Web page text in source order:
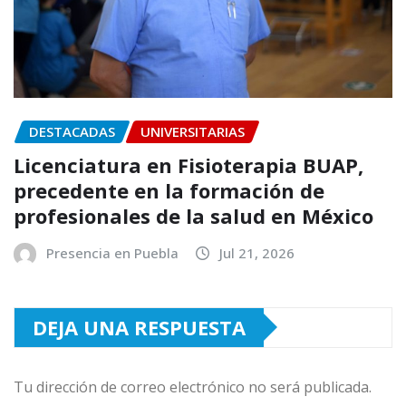
DESTACADAS UNIVERSITARIAS
Licenciatura en Fisioterapia BUAP,
precedente en la formación de
profesionales de la salud en México
Presencia en Puebla Jul 21, 2026
DEJA UNA RESPUESTA
Tu dirección de correo electrónico no será publicada.